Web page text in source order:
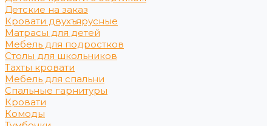
Детские на заказ
Кровати двухъярусные
Матрасы для детей
Мебель для подростков
Столы для школьников
Тахты кровати
Мебель для спальни
Спальные гарнитуры
Кровати
Комоды